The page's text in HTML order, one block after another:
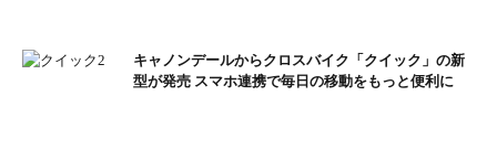
キャノンデールからクロスバイク「クイック」の新
型が発売 スマホ連携で毎日の移動をもっと便利に